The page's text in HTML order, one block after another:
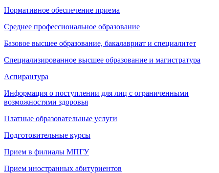
Нормативное обеспечение приема
Среднее профессиональное образование
Базовое высшее образование, бакалавриат и специалитет
Специализированное высшее образование и магистратура
Аспирантура
Информация о поступлении для лиц с ограниченными
возможностями здоровья
Платные образовательные услуги
Подготовительные курсы
Прием в филиалы МПГУ
Прием иностранных абитуриентов